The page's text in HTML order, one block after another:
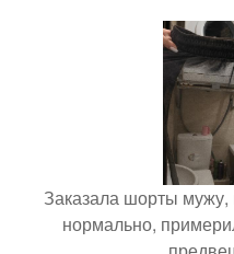
Заказала шорты
нормально,